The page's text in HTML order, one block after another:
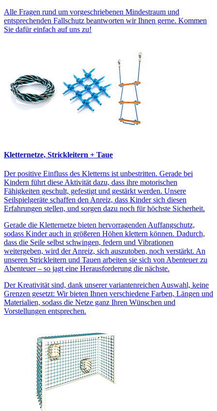
Alle Fragen rund um vorgeschriebenen Mindestraum und
entsprechenden Fallschutz beantworten wir Ihnen gerne. Kommen
Sie dafür einfach auf uns zu!
Kletternetze, Strickleitern + Taue
Der positive Einfluss des Kletterns ist unbestritten. Gerade bei
Kindern führt diese Aktivität dazu, dass ihre motorischen
Fähigkeiten geschult, gefestigt und gestärkt werden. Unsere
Seilspielgeräte schaffen den Anreiz, dass Kinder sich diesen
Erfahrungen stellen, und sorgen dazu noch für höchste Sicherheit.
Gerade die Kletternetze bieten hervorragenden Auffangschutz,
sodass Kinder auch in größeren Höhen klettern können. Dadurch,
dass die Seile selbst schwingen, federn und Vibrationen
weitergeben, wird der Anreiz, sich auszutoben, noch verstärkt. An
unseren Strickleitern und Tauen arbeiten sie sich von Abenteuer zu
Abenteuer – so jagt eine Herausforderung die nächste.
Der Kreativität sind, dank unserer variantenreichen Auswahl, keine
Grenzen gesetzt: Wir bieten Ihnen verschiedene Farben, Längen und
Materialien, sodass die Netze ganz Ihren Wünschen und
Vorstellungen entsprechen.